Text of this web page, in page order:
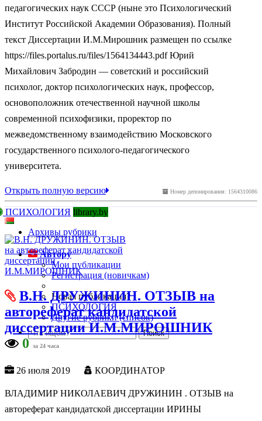
педагогических наук СССР (ныне это Психологический
Институт Российской Академии Образования). Полный
текст Диссертации И.М.Мирошник размещен по ссылке
https://files.portalus.ru/files/1564134443.pdf Юрий
Михайлович Забродин — советский и российский
психолог, доктор психологических наук, профессор,
основоположник отечественной научной школы
современной психофизики, проректор по
межведомственному взаимодействию Московского
государственного психолого-педагогического
университета.
Номер депонирования: 1564310086
Открыть полную версию
ПСИХОЛОГИЯ library.by
Архивы рубрики
Автору
Мои публикации
Регистрация (новичкам)
Новая публикация?
ПСИХОЛОГИЯ
Другие рубрики (список)
В.Н. ДРУЖИНИН. ОТЗЫВ на
автореферат кандидатской
диссертации И.М.МИРОШНИК
0 за 24 часа
26 июля 2019 КООРДИНАТОР
ВЛАДИМИР НИКОЛАЕВИЧ ДРУЖИНИН . ОТЗЫВ на
автореферат кандидатской диссертации ИРИНЫ